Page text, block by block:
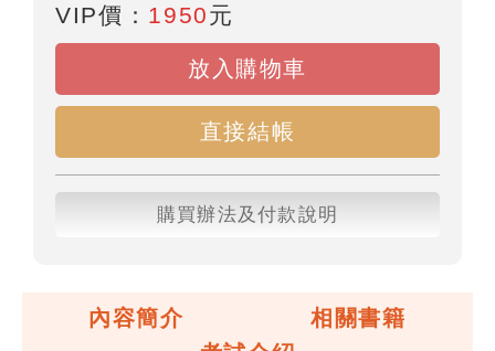
VIP價： 1950元
放入購物車
直接結帳
購買辦法及付款說明
內容簡介
相關書籍